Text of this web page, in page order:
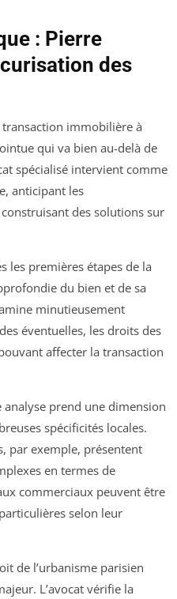
: Pierre
des
immobilière à
qui va bien au-delà de
spécialisé intervient comme
anticipant les
des solutions sur
les premières étapes de la
du bien et de sa
minutieusement
éventuelles, les droits des
affecter la transaction
prend une dimension
spécificités locales.
par exemple, présentent
en termes de
commerciaux peuvent être
selon leur
de l’urbanisme parisien
L’avocat vérifie la